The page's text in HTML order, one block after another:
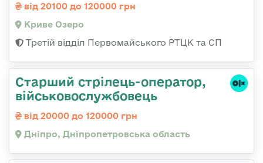
від 20100 до 120000 грн
Криве Озеро
Третій відділ Первомайського РТЦК та СП
Старший стрілець-оператор,
військовослужбовець
від 20000 до 120000 грн
Дніпро, Дніпропетровська область